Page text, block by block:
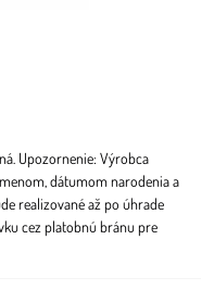
Upozornenie: Výrobca
dátumom narodenia a
realizované až po úhrade
cez platobnú bránu pre